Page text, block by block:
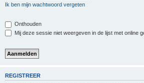
Ik ben mijn wachtwoord vergeten
Onthouden
Mij deze sessie niet weergeven in de lijst met online
REGISTREER